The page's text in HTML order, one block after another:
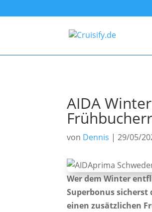
AIDA
von Dennis |29/05/
Wer dem Winter
Superbonus sicherst
einen zusätzlichen